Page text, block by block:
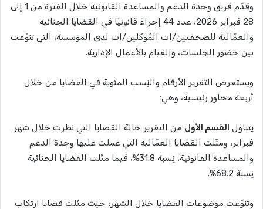
وقدّم فريق وحدة الدعم والمساعدة القانونية خلال الفترة من 1 إلى
28 فبراير 2026، عدد 44 إجراءً قانونيًا في القضايا الجنائية
والعمّالية للصحفيين/ات المُوكلين/ات لدى المؤسسة، التي تنوّعت
بين حضور الجلسات، والقيام بالأعمال الإدارية.
ويستعرض التقرير الأرقام والنِسب المئوية في القضايا من خلال
أربعة محاور رئيسية، وهي:
يتناول القسم الأول من التقرير حالة القضايا التي نظرت خلال شهر
فبراير، ومثّلت القضايا العمّالية التي عملت عليها وحدة الدعم
والمساعدة القانونية، نِسبة 31.8%، فيما مثّلت القضايا الجنائية
نِسبة 68.2%.
وتنوّعت موضوعات القضايا خلال الشهر؛ حيث مثّلت قضايا ارتكاب